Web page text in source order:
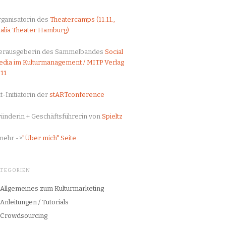
des Theatercamps (11.11.,
Theater Hamburg)
des Sammelbandes Social
im Kulturmanagement / MITP Verlag
Initiatorin der stARTconference
+ Geschäftsführerin von Spieltz
->"Über mich" Seite
Allgemeines zum Kulturmarketing
Anleitungen / Tutorials
Crowdsourcing